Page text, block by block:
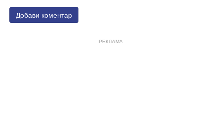
Добави коментар
РЕКЛАМА